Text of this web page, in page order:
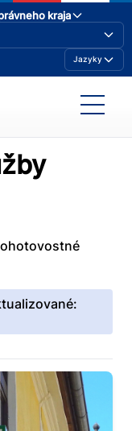
kraja
Jazyky